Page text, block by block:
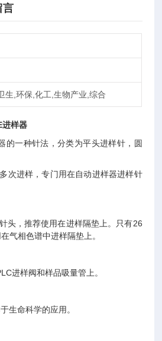
言
生,环保,化工,生物产业,综合
进样器
一种针法，分类为平头进样针，圆
次进样，专门用在自动进样器进样针
头，推荐使用在进样隔垫上。只有26
气相色谱中进样隔垫上。
进样阀和样品吸量管上。
生命科学的应用。